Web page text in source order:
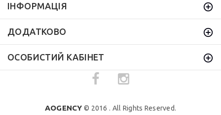
ІНФОРМАЦІЯ
ДОДАТКОВО
ОСОБИСТИЙ КАБІНЕТ
AOGENCY © 2016 . All Rights Reserved.